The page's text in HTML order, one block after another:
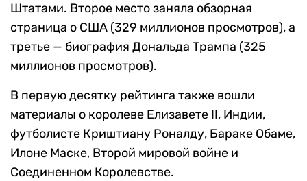
Штатами. Второе место заняла обзорная
страница о США (329 миллионов просмотров), а
третье — биография Дональда Трампа (325
миллионов просмотров).
В первую десятку рейтинга также вошли
материалы о королеве Елизавете II, Индии,
футболисте Криштиану Роналду, Бараке Обаме,
Илоне Маске, Второй мировой войне и
Соединенном Королевстве.